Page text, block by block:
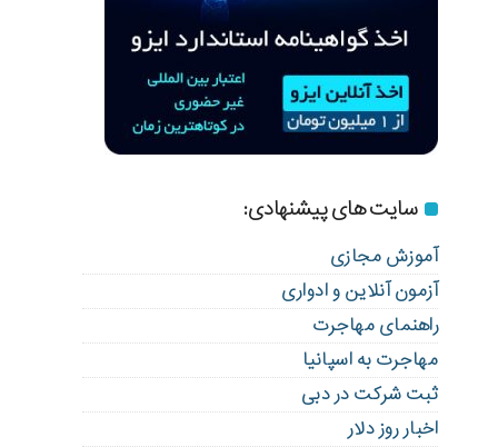
سایت های پیشنهادی:
آموزش مجازی
آزمون آنلاین و ادواری
راهنمای مهاجرت
مهاجرت به اسپانیا
ثبت شرکت در دبی
اخبار روز دلار